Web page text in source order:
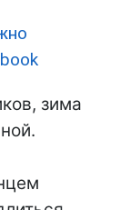
зима